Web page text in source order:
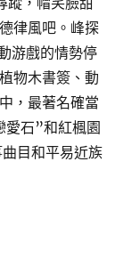
律風吧。峰探
游戲的情勢停
物木書簽、動
，最著名確當
石”和紅楓園
目和平易近族